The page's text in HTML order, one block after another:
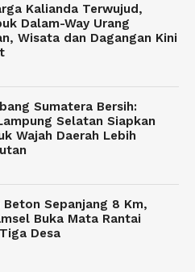
Kalianda Terwujud,
Dalam-Way Urang
Wisata dan Dagangan Kini
Sumatera Bersih:
Selatan Siapkan
Wajah Daerah Lebih
Beton Sepanjang 8 Km,
Buka Mata Rantai
Desa